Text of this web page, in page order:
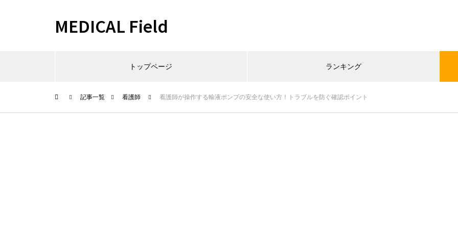
MEDICAL Field
トップページ ランキング
記事一覧 看護師 看護師が操作する輸液ポンプの安全な使い方！トラブルを防ぐ確認ポイント